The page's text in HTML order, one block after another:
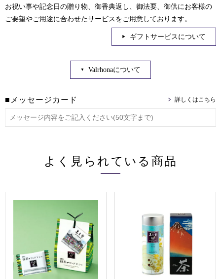
お祝い事や記念日の贈り物、御香典返し、御法要、御供にお客様の
ご要望やご用途に合わせたサービスをご用意しております。
ギフトサービスについて
Valrhonaについて
■メッセージカード
よく見られている商品